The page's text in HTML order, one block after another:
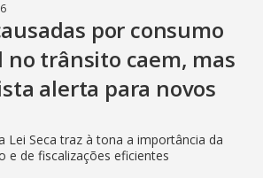
por consumo
no trânsito caem, mas
alerta para novos
Lei Seca traz à tona a importância da
e de fiscalizações eficientes